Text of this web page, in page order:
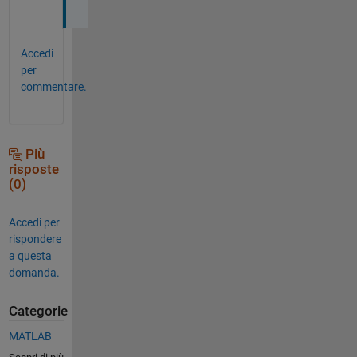
Accedi
per
commentare.
Più
risposte
(0)
Accedi per
rispondere
a questa
domanda.
Categorie
MATLAB